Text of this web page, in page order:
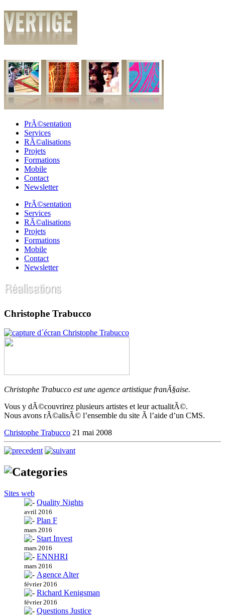
PrÃ©sentation
Services
RÃ©alisations
Projets
Formations
Mobile
Contact
Newsletter
PrÃ©sentation
Services
RÃ©alisations
Projets
Formations
Mobile
Contact
Newsletter
Christophe Trabucco
Christophe Trabucco est une agence artistique franÃ§aise.
Vous y dÃ©couvrirez plusieurs artistes et leur actualitÃ©.
Nous avons rÃ©alisÃ© l’ensemble du site Ã l’aide d’un CMS.
Christophe Trabucco 21 mai 2008
Sites web
Quality Nights
avril 2016
Plan F
mars 2016
Start Invest
mars 2016
ENNHRI
mars 2016
Agence Alter
février 2016
Richard Kenigsman
février 2016
Questions Justice